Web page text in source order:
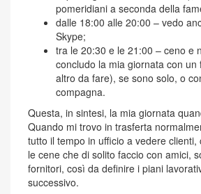
pomeridiani a seconda della
dalle 18:00 alle 20:00 – vedo
Skype;
tra le 20:30 e le 21:00 – ceno e
concludo la mia giornata con un
altro da fare), se sono solo, o
compagna.
Questa, in sintesi, la mia giornata
Quando mi trovo in trasferta
tutto il tempo in ufficio a vedere
le cene che di solito faccio con amici,
fornitori, così da definire i piani
successivo.